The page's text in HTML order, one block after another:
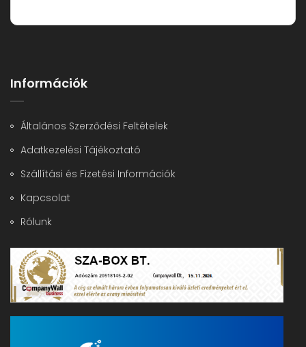
Információk
Általános Szerződési Feltételek
Adatkezelési Tájékoztató
Szállítási és Fizetési Információk
Kapcsolat
Rólunk